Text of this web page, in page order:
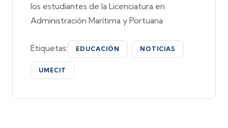
los estudiantes de la Licenciatura en
Administración Marítima y Portuaria
Etiquetas: EDUCACIÓN NOTICIAS
UMECIT